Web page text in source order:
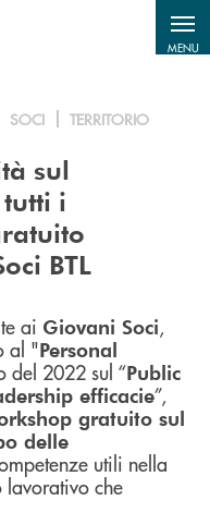
MENU
SOCI TERRITORIO
sul
i
BTL
ai Giovani Soci,
al "Personal
del 2022 sul “Public
efficacie”,
gratuito sul
delle
utili nella
che